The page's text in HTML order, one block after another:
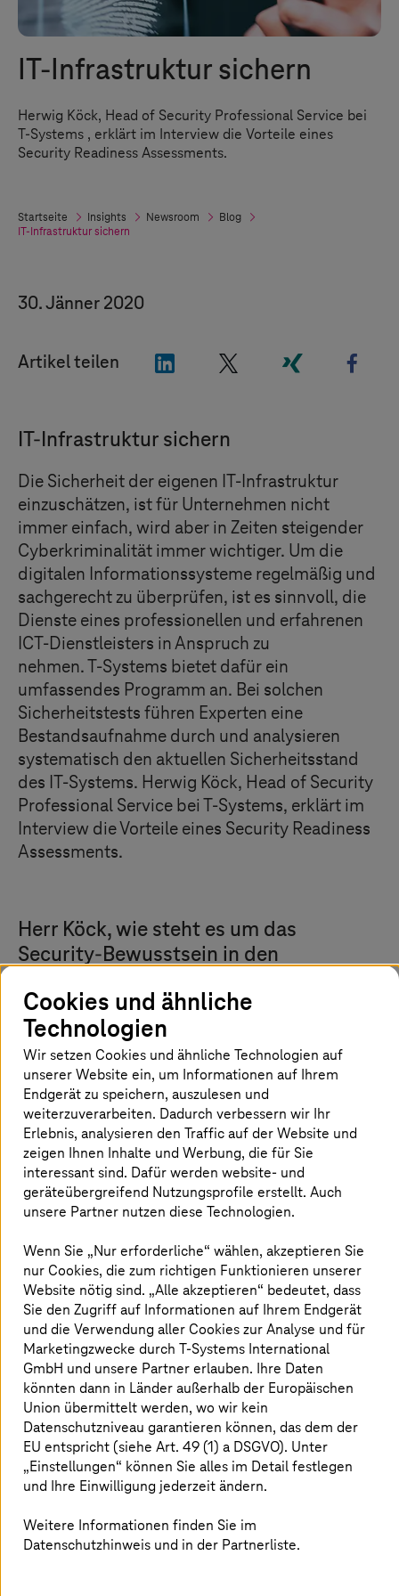
IT-Infrastruktur sichern
Herwig Köck, Head of Security Professional Service bei
T-Systems , erklärt im Interview die Vorteile eines
Security Readiness Assessments.
Startseite Insights Newsroom
Blog
IT-Infrastruktur sichern
30. Jänner 2020
Artikel teilen "LinkedIn" "Xing"
IT-Infrastruktur sichern
Die Sicherheit der eigenen IT-Infrastruktur
einzuschätzen, ist für Unternehmen nicht
immer einfach, wird aber in Zeiten steigender
Cyberkriminalität immer wichtiger. Um die
digitalen Informationssysteme regelmäßig und
sachgerecht zu überprüfen, ist es sinnvoll, die
Dienste eines professionellen und erfahrenen
ICT-Dienstleisters in Anspruch zu
nehmen.T-Systems bietet dafür ein
umfassendes Programm an. Bei solchen
Sicherheitstests führen Experten eine
Bestandsaufnahme durch und analysieren
systematisch den aktuellen Sicherheitsstand
des IT-Systems. Herwig Köck, Head of Security
Professional Service bei T-Systems, erklärt im
Interview die Vorteile eines Security Readiness
Assessments.
Herr Köck, wie steht es um das
Security-Bewusstsein in den
Der Bereich Security ist in den letzten Jahren immer
wichtiger geworden. Grundsätzlich ist das
Sicherheitsniveau in Österreich relativ hoch und auch die
Awareness bei den Mitarbeitern und Verantwortlichen
steigt. Dennoch gibt es noch große Unterschiede und
sogar bei größeren Firmen sehen wir manchmal, dass
sogar grundlegende Dinge noch nicht umgesetzt
wurden. Seitens kleinerer oder mittlerer Unternehmen
hören wir oft: „Ich bin ja gar nicht das Ziel dieser
Angriffe“, was sich aber oft als Trugschluss erweist.
einer breit angelegten Angriffswelle zu werden. Leider
gibt es die eine umfassende Securitybox nicht, die man
Cookies und ähnliche
Technologien
Wir setzen Cookies und ähnliche Technologien auf
unserer Website ein, um Informationen auf Ihrem
Endgerät zu speichern, auszulesen und
weiterzuverarbeiten. Dadurch verbessern wir Ihr
Erlebnis, analysieren den Traffic auf der Website und
zeigen Ihnen Inhalte und Werbung, die für Sie
interessant sind. Dafür werden website- und
geräteübergreifend Nutzungsprofile erstellt. Auch
unsere Partner nutzen diese Technologien.
Wenn Sie „Nur erforderliche“ wählen, akzeptieren Sie
nur Cookies, die zum richtigen Funktionieren unserer
Website nötig sind. „Alle akzeptieren“ bedeutet, dass
Sie den Zugriff auf Informationen auf Ihrem Endgerät
und die Verwendung aller Cookies zur Analyse und für
Marketingzwecke durchT-Systems International
GmbH und unsere Partner erlauben. Ihre Daten
könnten dann in Länder außerhalb der Europäischen
Union übermittelt werden, wo wir kein
Datenschutzniveau garantieren können, das dem der
EU entspricht (siehe Art. 49 (1) a DSGVO). Unter
„Einstellungen“ können Sie alles im Detail festlegen
und Ihre Einwilligung jederzeit ändern.
Weitere Informationen finden Sie im
Datenschutzhinweis und in der Partnerliste.